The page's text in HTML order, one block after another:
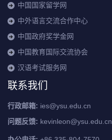
中国国家留学网
中外语言交流合作中心
中国政府奖学金网
中国教育国际交流协会
汉语考试服务网
联系我们
行政邮箱: ies@ysu.edu.cn
问题反馈: kevinleon@ysu.edu.cn